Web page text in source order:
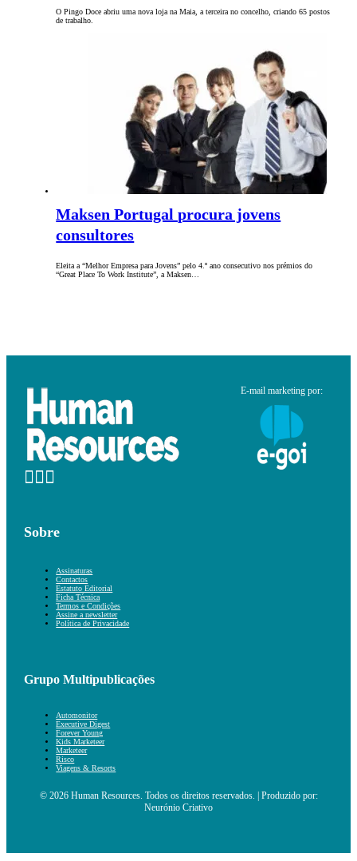
O Pingo Doce abriu uma nova loja na Maia, a terceira no concelho, criando 65 postos
de trabalho.
Maksen Portugal procura jovens
consultores
Eleita a “Melhor Empresa para Jovens” pelo 4.º ano consecutivo nos prémios do
“Great Place To Work Institute”, a Maksen…
E-mail marketing por:
Sobre
Assinaturas
Contactos
Estatuto Editorial
Ficha Técnica
Termos e Condições
Assine a newsletter
Política de Privacidade
Grupo Multipublicações
Automonitor
Executive Digest
Forever Young
Kids Marketeer
Marketeer
Risco
Viagens & Resorts
© 2026 Human Resources. Todos os direitos reservados. | Produzido por:
Neurónio Criativo